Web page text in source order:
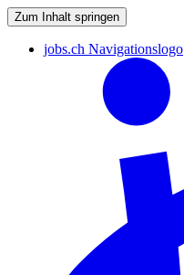
Zum Inhalt springen
jobs.ch Navigationslogo